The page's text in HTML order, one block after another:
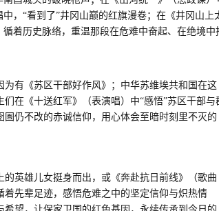
， “看到了”井冈山巅的红旗漫卷；在《井冈山上
循着历史脉络，重温那段在危难中奋起、在绝境中
为有《苏区干部好作风》； 中华苏维埃共和国在这
们 在《十送红军》（表演唱）中“感悟”苏区干部与
仍不改的赤诚信仰， 用心体会至暗时刻里不灭的
的英雄儿女挺身而出，或 《奔赴抗日前线》（歌曲
着先辈足迹，感悟危难之中的坚定信仰与炽热情